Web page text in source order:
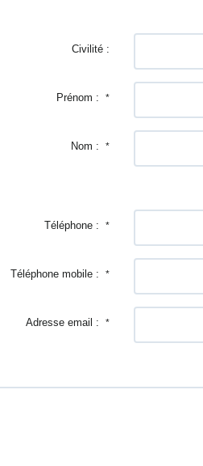
Civilité :
Prénom :*
Nom :*
Téléphone :*
Téléphone mobile :*
Adresse email :*